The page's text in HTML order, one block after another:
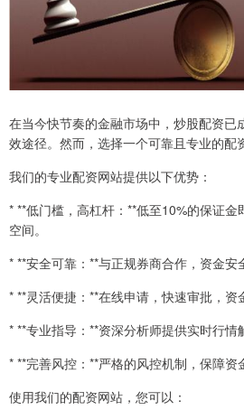
在当今快节奏的金融市场中，炒股配资已
效途径。然而，选择一个可靠且专业的配
我们的专业配资网站提供以下优势：
* **低门槛，高杠杆：**低至10%的保证
空间。
* **安全可靠：**与正规券商合作，资金安
* **灵活便捷：**在线申请，快速审批，资
* **专业指导：**资深分析师提供实时行情
* **完善风控：**严格的风控机制，保障资
使用我们的配资网站，您可以：